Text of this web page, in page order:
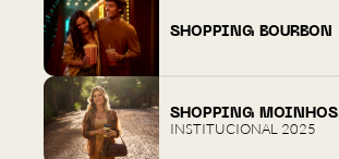
SHOPPING BOURBON
SHOPPING MOINHOS
INSTITUCIONAL 2025